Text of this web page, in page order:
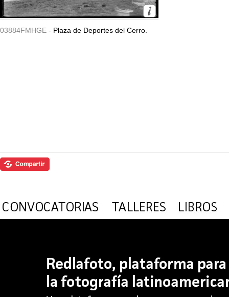
03884FMHGE - Plaza de Deportes del Cerro.